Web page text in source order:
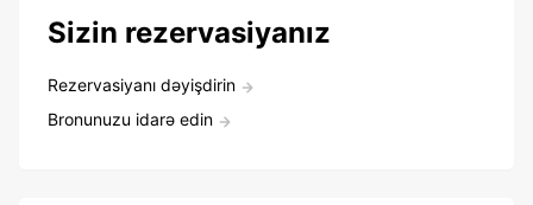
Sizin rezervasiyanız
Rezervasiyanı dəyişdirin
Bronunuzu idarə edin